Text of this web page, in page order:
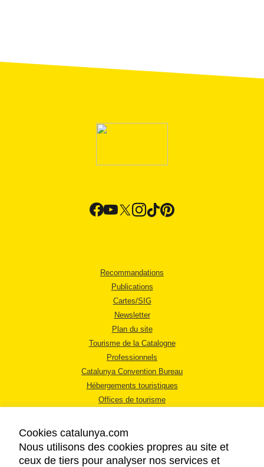
Recommandations
Publications
Cartes/SIG
Newsletter
Plan du site
Tourisme de la Catalogne
Professionnels
Catalunya Convention Bureau
Hébergements touristiques
Offices de tourisme
Cookies catalunya.com
Nous utilisons des cookies propres au site et
ceux de tiers pour analyser nos services et